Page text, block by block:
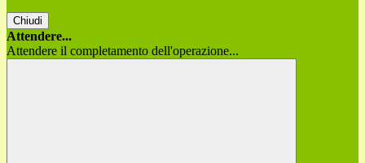
Chiudi
Attendere...
Attendere il completamento dell'operazione...